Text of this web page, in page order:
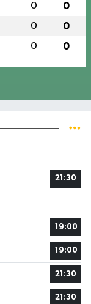
0 0
0 0
0 0
21:30
19:00
19:00
21:30
21:30